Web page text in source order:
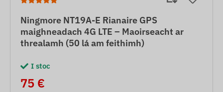
Ningmore NT19A-E Rianaire GPS
maighneadach 4G LTE – Maoirseacht ar
threalamh (50 lá am feithimh)
I stoc
75 €